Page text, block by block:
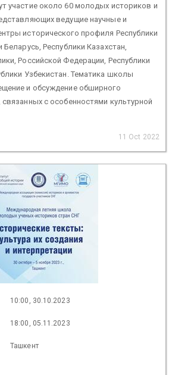
участие около 60 молодых историков и
ведущие научные и
исторического профиля Республики
Республики Казахстан,
Российской Федерации, Республики
Узбекистан. Тематика школы
и обсуждение обширного
с особенностями культурной
11 Oct 2022
10:00, 30.10.2023
18:00, 05.11.2023
Ташкент